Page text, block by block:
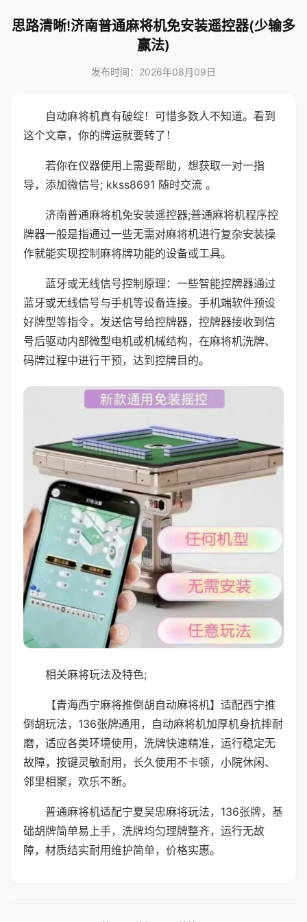
思路清晰!济南普通麻将机免安装遥控器(少输多
赢法)
发布时间：2026年08月09日
自动麻将机真有破绽！可惜多数人不知道。看到
这个文章，你的牌运就要转了！
若你在仪器使用上需要帮助，想获取一对一指
导，添加微信号; kkss8691 随时交流 。
济南普通麻将机免安装遥控器;普通麻将机程序控
牌器一般是指通过一些无需对麻将机进行复杂安装操
作就能实现控制麻将牌功能的设备或工具。
蓝牙或无线信号控制原理：一些智能控牌器通过
蓝牙或无线信号与手机等设备连接。手机端软件预设
好牌型等指令，发送信号给控牌器，控牌器接收到信
号后驱动内部微型电机或机械结构，在麻将机洗牌、
码牌过程中进行干预，达到控牌目的。
相关麻将玩法及特色;
【青海西宁麻将推倒胡自动麻将机】适配西宁推
倒胡玩法，136张牌通用，自动麻将机加厚机身抗摔耐
磨，适应各类环境使用，洗牌快速精准，运行稳定无
故障，按键灵敏耐用，长久使用不卡顿，小院休闲、
邻里相聚，欢乐不断。
普通麻将机适配宁夏吴忠麻将玩法，136张牌，基
础胡牌简单易上手，洗牌均匀理牌整齐，运行无故
障，材质结实耐用维护简单，价格实惠。